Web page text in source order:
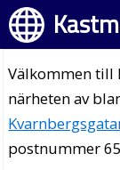
Välkommen till
närheten av
postnummer